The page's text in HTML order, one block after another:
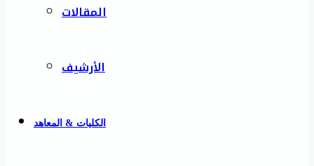
المقالات
الأرشيف
الكليات & المعاهد